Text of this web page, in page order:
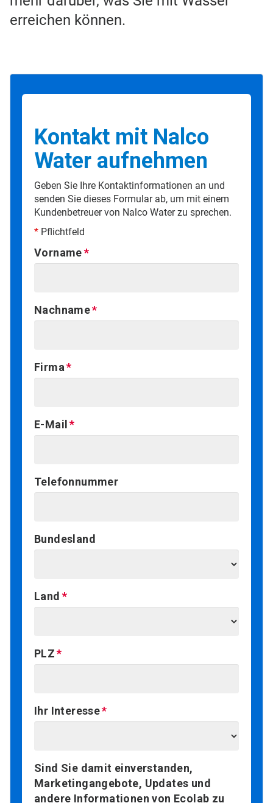
erreichen können.
Kontakt mit Nalco
Water aufnehmen
Geben Sie Ihre Kontaktinformationen an und
senden Sie dieses Formular ab, um mit einem
Kundenbetreuer von Nalco Water zu sprechen.
* Pflichtfeld
Vorname
Nachname
Firma
E-Mail
Telefonnummer
Bundesland
Land
PLZ
Ihr Interesse
Sind Sie damit einverstanden,
Marketingangebote, Updates und
andere Informationen von Ecolab zu